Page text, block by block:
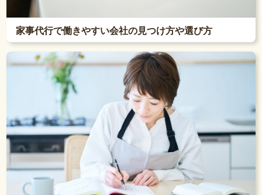
家事代行で働きやすい会社の見つけ方や選び方